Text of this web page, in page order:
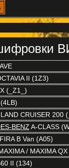
II (1Z3)
(_Z1_)
CRUISER 200
BENZA-CLASS
B Van (A05)
/ MAXIMA
II (134)